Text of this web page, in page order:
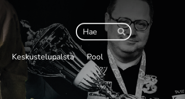
Haku
Hae
Keskustelupalsta
Pool